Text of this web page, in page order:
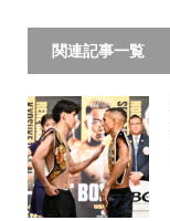
関連記事一覧